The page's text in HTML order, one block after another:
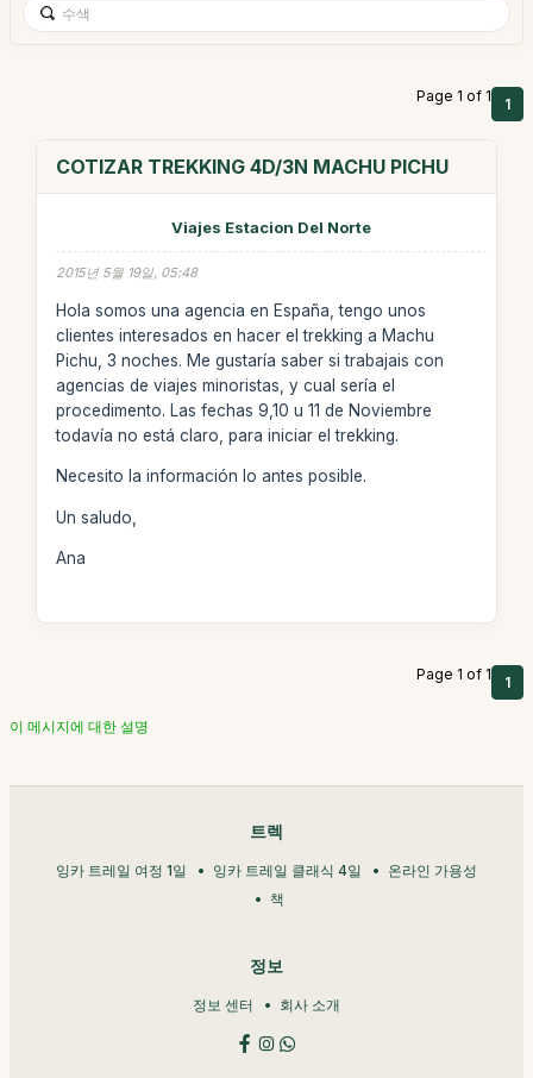
Page 1 of 1 1
COTIZAR TREKKING 4D/3N MACHU PICHU
Viajes Estacion Del Norte
2015년 5월 19일, 05:48
Hola somos una agencia en España, tengo unos
clientes interesados en hacer el trekking a Machu
Pichu, 3 noches. Me gustaría saber si trabajais con
agencias de viajes minoristas, y cual sería el
procedimento. Las fechas 9,10 u 11 de Noviembre
todavía no está claro, para iniciar el trekking.
Necesito la información lo antes posible.
Un saludo,
Ana
Page 1 of 1 1
이 메시지에 대한 설명
트렉
잉카 트레일 여정 1일 잉카 트레일 클래식 4일
온라인 가용성
책
정보
정보 센터 회사 소개